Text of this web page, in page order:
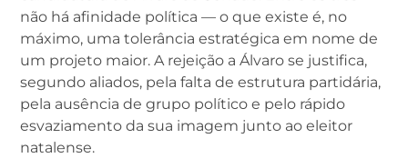
não há afinidade política — o que existe é, no
máximo, uma tolerância estratégica em nome de
um projeto maior. A rejeição a Álvaro se justifica,
segundo aliados, pela falta de estrutura partidária,
pela ausência de grupo político e pelo rápido
esvaziamento da sua imagem junto ao eleitor
natalense.